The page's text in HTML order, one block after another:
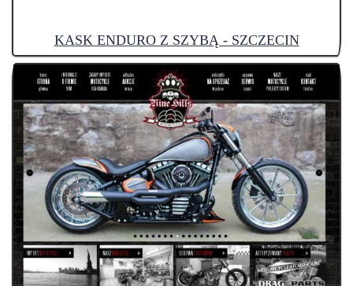
KASK ENDURO Z SZYBĄ - SZCZECIN